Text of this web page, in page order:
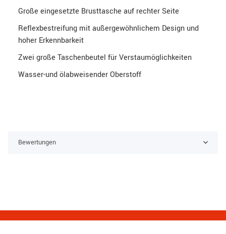
Große eingesetzte Brusttasche auf rechter Seite
Reflexbestreifung mit außergewöhnlichem Design und
hoher Erkennbarkeit
Zwei große Taschenbeutel für Verstaumöglichkeiten
Wasser-und ölabweisender Oberstoff
Bewertungen